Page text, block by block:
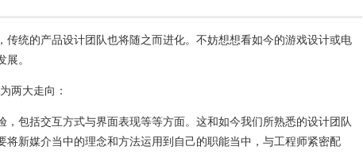
传统的产品设计团队也将随之而进化。不妨想想看如今的游戏设计或电
。
两大走向：
，包括交互方式与界面表现等等方面。这和如今我们所熟悉的设计团队
将新媒介当中的理念和方法运用到自己的职能当中，与工程师紧密配